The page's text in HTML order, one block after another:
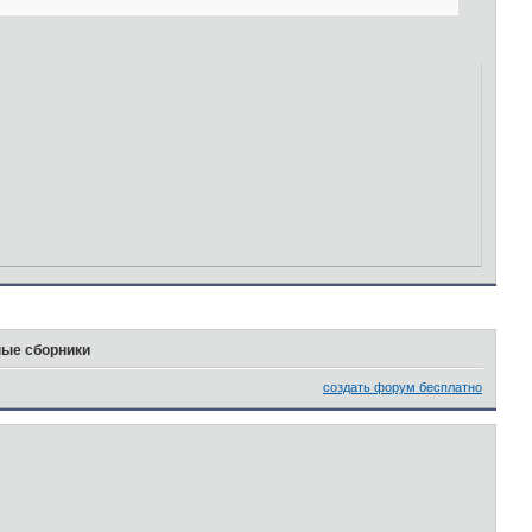
сборники
создать форум бесплатно